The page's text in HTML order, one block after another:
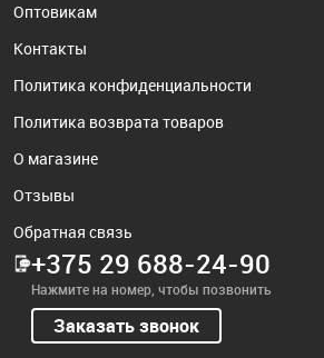
Оптовикам
Контакты
Политика конфиденциальности
Политика возврата товаров
О магазине
Отзывы
Обратная связь
+375 29 688-24-90
Нажмите на номер, чтобы позвонить
Заказать звонок